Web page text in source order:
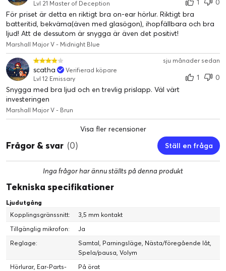
Tålig och hållbar. Kompakt vikbar design. Major är den femte
versionen av en modern klassiker.
Lvl 21 Master of Deception 1
0
För priset är detta en riktigt bra on-ear hörlur. Riktigt bra
batteritid, bekväma(även med glasögon), ihopfällbara och bra
ljud! Att de dessutom är snygga är även det positivt!
Marshall Major V - Midnight Blue
sju månader sedan
scatha
Verifierad köpare
Lvl 12 Emissary
1
0
Snygga med bra ljud och en trevlig prislapp. Väl värt
investeringen
Marshall Major V - Brun
Visa fler recensioner
Frågor & svar (0) Ställ en fråga
Inga frågor har ännu ställts på denna produkt
Tekniska specifikationer
Ljudutgång
Kopplingsgränssnitt:
3,5 mm kontakt
Tillgänglig mikrofon:
Ja
Reglage:
Samtal, Parningsläge, Nästa/föregående låt,
Spela/pausa, Volym
Hörlurar, Ear-Parts-
På örat